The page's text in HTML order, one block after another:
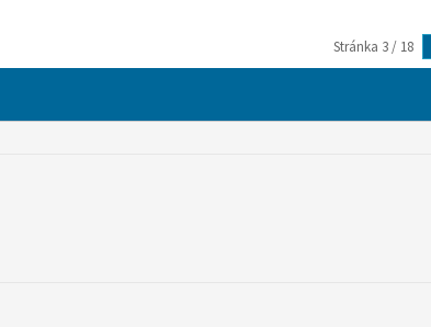
Stránka 3 / 18